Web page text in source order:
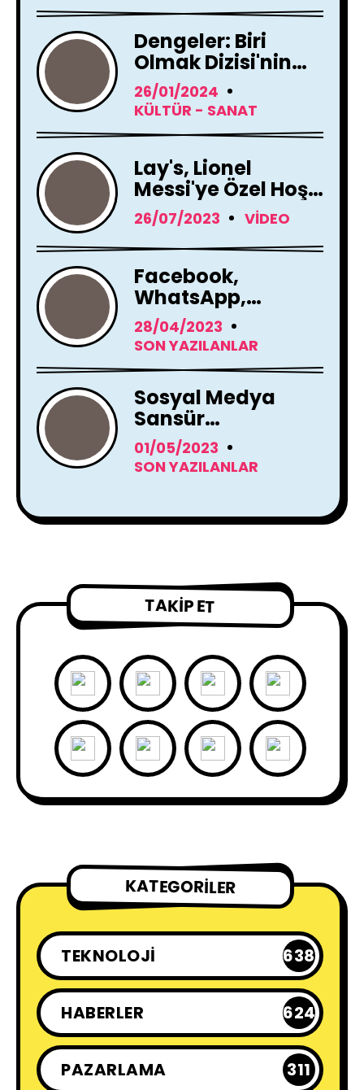
Dengeler: Biri
Olmak Dizisi'nin
Çekimleri Başladı !
26/01/2024
KÜLTÜR - SANAT
Lay's, Lionel
Messi'ye Özel Hoş
Geldin Mesajı!
26/07/2023 VIDEO
Facebook,
WhatsApp,
Instagram Yapay
Zeka Araçları
Kullanacak
28/04/2023
SON YAZILANLAR
Sosyal Medya
Sansür
Tartışmaları
01/05/2023
SON YAZILANLAR
TAKIP ET
KATEGORILER
TEKNOLOJI 638
HABERLER 624
PAZARLAMA 311